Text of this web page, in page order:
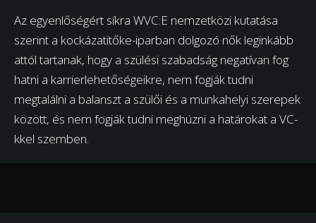
Az egyenlőségért síkra WVC:E nemzetközi kutatása
szerint a kockázatitőke-iparban dolgozó nők leginkább
attól tartanak, hogy a szülési szabadság negatívan fog
hatni a karrierlehetőségeikre, nem fogják tudni
megtalálni a balanszt a szülői és a munkahelyi szerepek
között, és nem fogják tudni meghúzni a határokat a VC-
kkel szemben.